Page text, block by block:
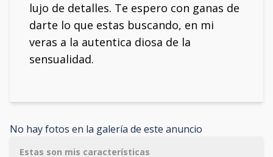
lujo de detalles. Te espero con ganas de
darte lo que estas buscando, en mi
veras a la autentica diosa de la
sensualidad.
No hay fotos en la galería de este anuncio
Estas son mis características